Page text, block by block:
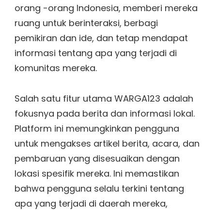
orang -orang Indonesia, memberi mereka
ruang untuk berinteraksi, berbagi
pemikiran dan ide, dan tetap mendapat
informasi tentang apa yang terjadi di
komunitas mereka.
Salah satu fitur utama WARGA123 adalah
fokusnya pada berita dan informasi lokal.
Platform ini memungkinkan pengguna
untuk mengakses artikel berita, acara, dan
pembaruan yang disesuaikan dengan
lokasi spesifik mereka. Ini memastikan
bahwa pengguna selalu terkini tentang
apa yang terjadi di daerah mereka,